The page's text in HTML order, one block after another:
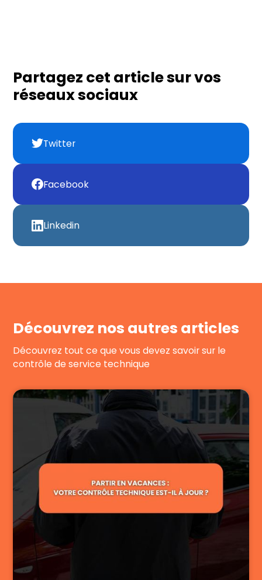
Partagez cet article sur vos
réseaux sociaux
Twitter
Facebook
Linkedin
Découvrez nos autres articles
Découvrez tout ce que vous devez savoir sur le
contrôle de service technique